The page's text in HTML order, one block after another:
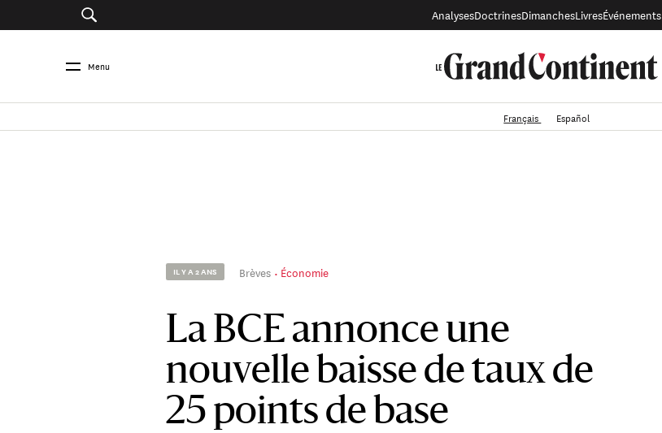
AnalysesDoctrinesDimanchesLivresÉvénements
Menu
Français Español
IL Y A 2 ANS Brèves Économie
La BCE annonce une
nouvelle baisse de taux de
25 points de base